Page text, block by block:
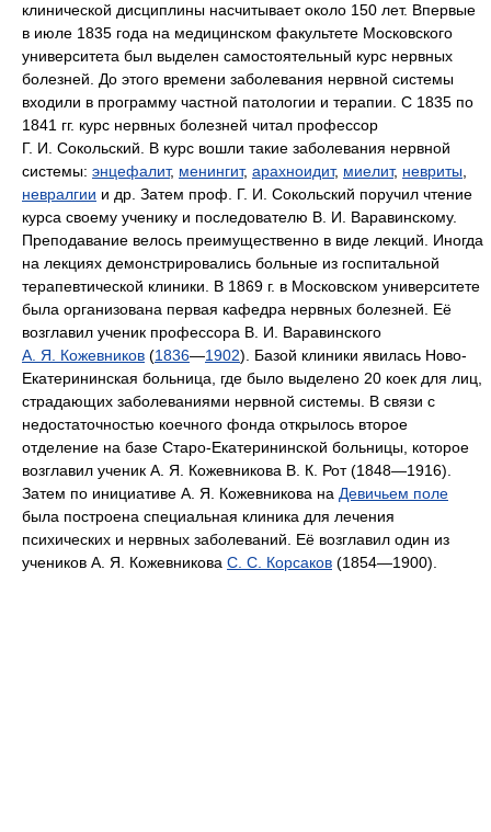
клинической дисциплины насчитывает около 150 лет. Впервые
в июле 1835 года на медицинском факультете Московского
университета был выделен самостоятельный курс нервных
болезней. До этого времени заболевания нервной системы
входили в программу частной патологии и терапии. С 1835 по
1841 гг. курс нервных болезней читал профессор
Г. И. Сокольский. В курс вошли такие заболевания нервной
системы: энцефалит, менингит, арахноидит, миелит, невриты
невралгии и др. Затем проф. Г. И. Сокольский поручил чтение
курса своему ученику и последователю В. И. Варавинскому.
Преподавание велось преимущественно в виде лекций. Иногда
на лекциях демонстрировались больные из госпитальной
терапевтической клиники. В 1869 г. в Московском университете
была организована первая кафедра нервных болезней. Её
возглавил ученик профессора В. И. Варавинского
А. Я. Кожевников (1836—1902). Базой клиники явилась Ново-
Екатерининская больница, где было выделено 20 коек для лиц,
страдающих заболеваниями нервной системы. В связи с
недостаточностью коечного фонда открылось второе
отделение на базе Старо-Екатерининской больницы, которое
возглавил ученик А. Я. Кожевникова В. К. Рот (1848—1916).
Затем по инициативе А. Я. Кожевникова на Девичьем поле
была построена специальная клиника для лечения
психических и нервных заболеваний. Её возглавил один из
учеников А. Я. Кожевникова С. С. Корсаков (1854—1900).